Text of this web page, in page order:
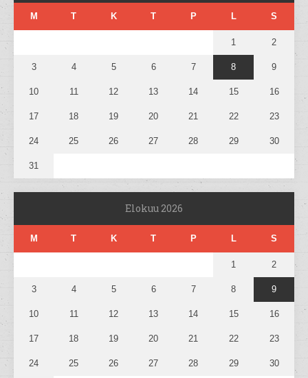
M T K T P L S
1 2
3 4 5 6 7 8 9
10 11 12 13 14 15 16
17 18 19 20 21 22 23
24 25 26 27 28 29 30
31
Elokuu 2026
M T K T P L S
1 2
3 4 5 6 7 8 9
10 11 12 13 14 15 16
17 18 19 20 21 22 23
24 25 26 27 28 29 30